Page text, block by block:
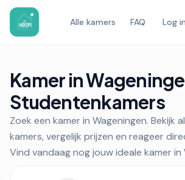
Alle kamers FAQ Log in
Kamer in
Studentenkamers
Zoek een kamer in Wageningen. Bekijk
kamers, vergelijk prijzen en reageer
Vind vandaag nog jouw ideale kamer in